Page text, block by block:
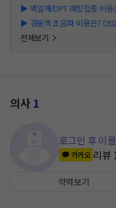
▶ 백일해/DPT 예방접종 비
▶ 경동맥 초음파 비용은?
전체보기
의사1
로그인 후 이
카카오 리뷰
약력보기